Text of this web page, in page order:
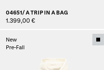
04651/ A TRIP IN A BAG
1.399,00 €
New
Pre-Fall